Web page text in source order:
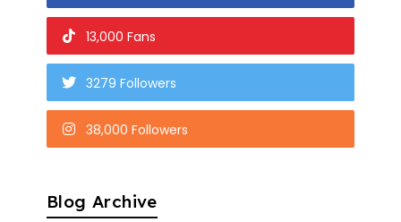
13,000 Fans
3279 Followers
38,000 Followers
Blog Archive